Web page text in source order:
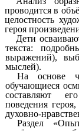
проводится в
целостность
героя
Дети
текста:
выражений),
мыслей).
На основе
обучающиеся
составляют
поведения
духовно-
Раздел